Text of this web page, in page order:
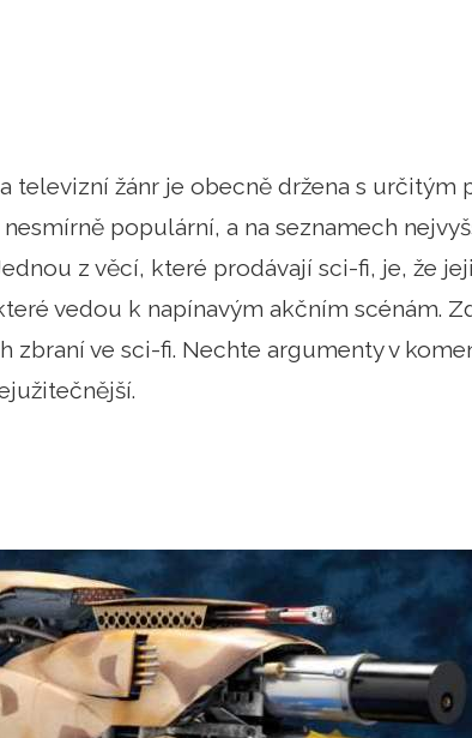
televizní žánr je obecně držena s určitým
populární, a na seznamech
z věcí, které prodávají sci-fi, je, že
vedou k napínavým akčním scénám.
zbraní ve sci-fi. Nechte argumenty v